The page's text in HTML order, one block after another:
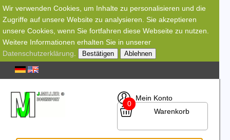
Wir verwenden Cookies, um Inhalte zu personalisieren und die
Zugriffe auf unsere Website zu analysieren. Sie akzeptieren
unsere Cookies, wenn Sie fortfahren diese Webseite zu nutzen.
Weitere Informationen erhalten Sie in unserer
Datenschutzerklärung
Bestätigen Ablehnen
Mein Konto
0
Warenkorb